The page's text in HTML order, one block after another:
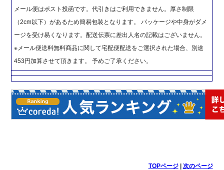
メール便はポスト投函です。代引きはご利用できません。厚さ制限
（2cm以下）があるため簡易包装となります。 パッケージや中身がダメ
ージを受け易くなります。配送伝票に差出人名の記載はございません。
※メール便送料無料商品に関して宅配便配送をご選択された場合、別途
453円加算させて頂きます。 予めご了承ください。
TOPページ| 次のページ